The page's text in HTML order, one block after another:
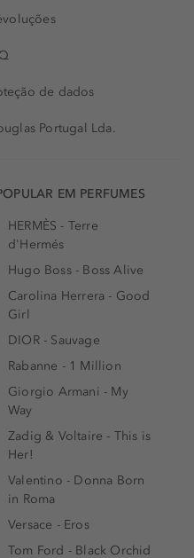
de dados
Portugal Lda.
EM PERFUMES
HERMÈS - Terre
d'Hermés
Hugo Boss - Boss Alive
Carolina Herrera - Good
Girl
DIOR - Sauvage
Rabanne - 1 Million
Giorgio Armani - My
Way
Zadig & Voltaire - This is
Her!
Valentino - Donna Born
in Roma
Versace - Eros
Tom Ford - Black Orchid